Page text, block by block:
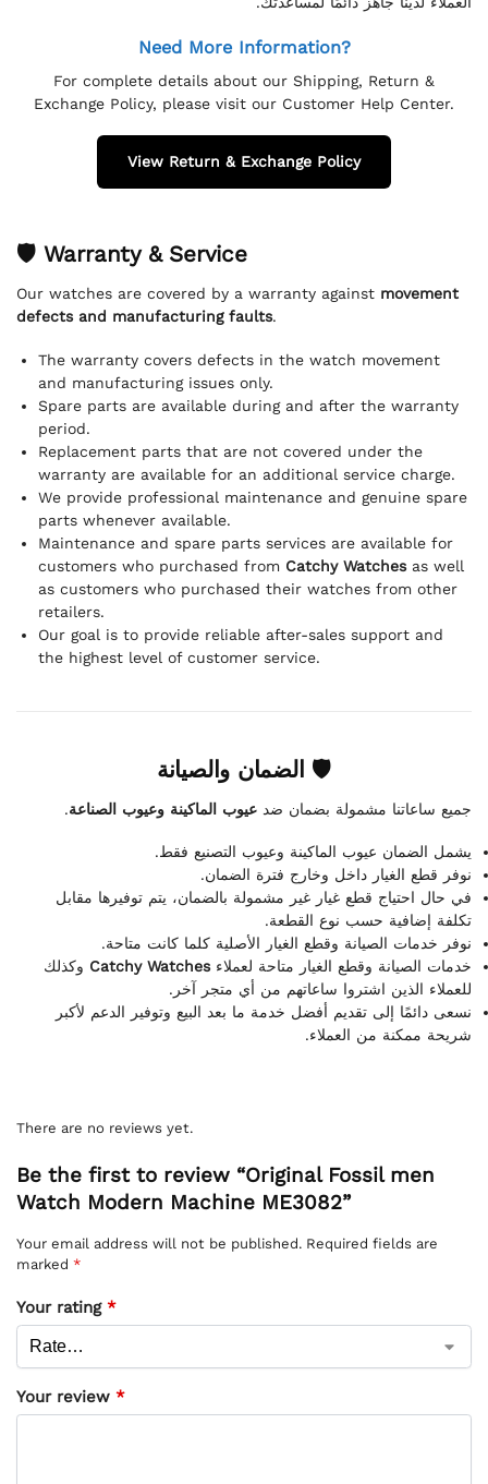
Need More Information?
For complete details about our Shipping, Return &
Exchange Policy, please visit our Customer Help Center.
View Return & Exchange Policy
🛡 Warranty & Service
Our watches are covered by a warranty against movement
defects and manufacturing faults.
The warranty covers defects in the watch movement
and manufacturing issues only.
Spare parts are available during and after the warranty
period.
Replacement parts that are not covered under the
warranty are available for an additional service charge.
We provide professional maintenance and genuine spare
parts whenever available.
Maintenance and spare parts services are available for
customers who purchased from Catchy Watchesas well
as customers who purchased their watches from other
retailers.
Our goal is to provide reliable after-sales support and
the highest level of customer service.
🛡 الضمان والصيانة
جميع ساعاتنا مشمولة بضمان ضد عيوب الماكينة وعيوب الصناعة.
يشمل الضمان عيوب الماكينة وعيوب التصنيع فقط.
نوفر قطع الغيار داخل وخارج فترة الضمان.
في حال احتياج قطع غيار غير مشمولة بالضمان، يتم توفيرها مقابل
تكلفة إضافية حسب نوع القطعة.
نوفر خدمات الصيانة وقطع الغيار الأصلية كلما كانت متاحة.
خدمات الصيانة وقطع الغيار متاحة لعملاءCatchy Watches وكذلك
للعملاء الذين اشتروا ساعاتهم من أي متجر آخر.
نسعى دائمًا إلى تقديم أفضل خدمة ما بعد البيع وتوفير الدعم لأكبر
شريحة ممكنة من العملاء.
There are no reviews yet.
Be the first to review “Original Fossil men
Watch Modern Machine ME3082”
Your email address will not be published. Required fields are
marked *
Your rating *
Your review *